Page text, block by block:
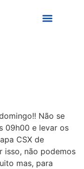
Não se
09h00 e levar os
CSX de
isso, não podemos
mas, para